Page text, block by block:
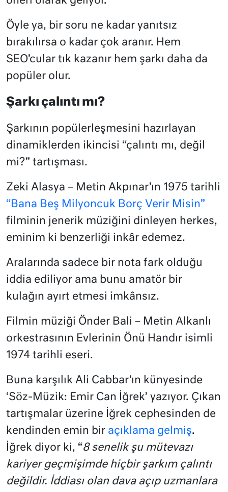
Öyle ya, bir soru ne kadar yanıtsız
bırakılırsa o kadar çok aranır. Hem
SEO’cular tık kazanır hem şarkı daha da
popüler olur.
Şarkı çalıntı mı?
Şarkının popülerleşmesini hazırlayan
dinamiklerden ikincisi “çalıntı mı, değil
mi?” tartışması.
Zeki Alasya – Metin Akpınar’ın 1975 tarihli
“Bana Beş Milyoncuk Borç Verir Misin”
filminin jenerik müziğini dinleyen herkes,
eminim ki benzerliği inkâr edemez.
Aralarında sadece bir nota fark olduğu
iddia ediliyor ama bunu amatör bir
kulağın ayırt etmesi imkânsız.
Filmin müziği Önder Bali – Metin Alkanlı
orkestrasının Evlerinin Önü Handır isimli
1974 tarihli eseri.
Buna karşılık Ali Cabbar’ın künyesinde
‘Söz-Müzik: Emir Can İğrek’ yazıyor. Çıkan
tartışmalar üzerine İğrek cephesinden de
kendinden emin bir açıklama gelmiş.
İğrek diyor ki, “8 senelik şu mütevazı
kariyer geçmişimde hiçbir şarkım çalıntı
değildir. İddiası olan dava açıp uzmanlara